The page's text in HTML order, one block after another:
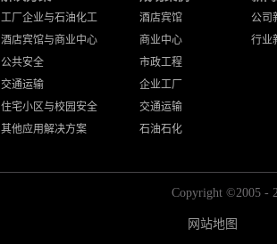
工厂企业与石油化工
酒店宾馆与商业中心
公共安全
交通运输
住宅小区与校园安全
其他应用解决方案
酒店宾馆
商业中心
市政工程
企业工厂
交通运输
石油石化
公司
行业
Copyright ©2005 -
网站地图